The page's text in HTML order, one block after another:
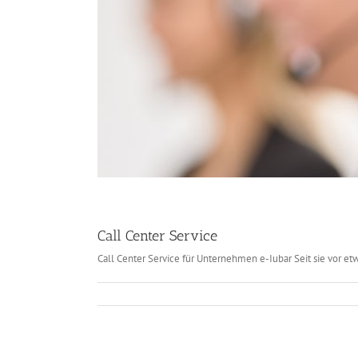
Call Center Service
Call Center Service für Unternehmen e-Iubar Seit sie vor